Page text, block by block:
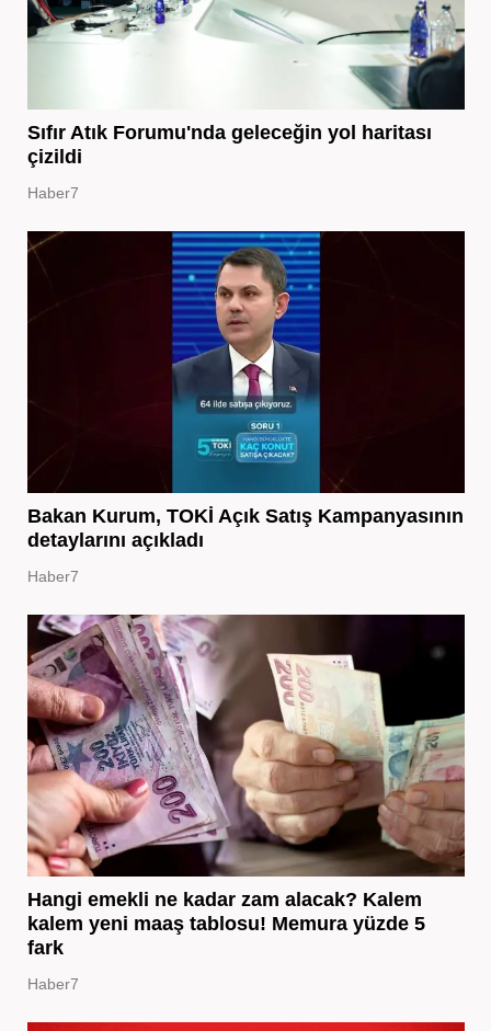
Sıfır Atık Forumu'nda geleceğin yol haritası
çizildi
Haber7
Bakan Kurum, TOKİ Açık Satış Kampanyasının
detaylarını açıkladı
Haber7
Hangi emekli ne kadar zam alacak? Kalem
kalem yeni maaş tablosu! Memura yüzde 5
fark
Haber7